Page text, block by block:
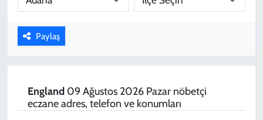
Paylaş
England09 Ağustos 2026 Pazar nöbetçi
eczane adres, telefon ve konumları